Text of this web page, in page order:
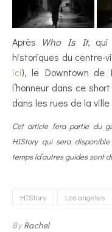
Après Who Is It, qui
historiques du centre-
ici), le Downtown de
l’honneur dans ce
dans les rues de la
Cet article fera partie du
HIStory qui sera
temps (d’autres guides sont
HIStory Los angeles
ByRachel